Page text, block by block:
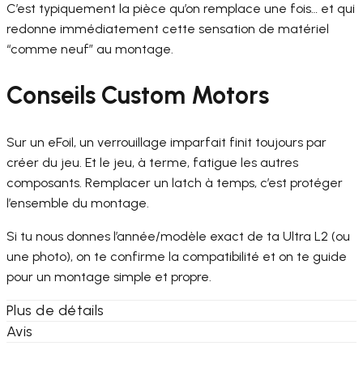
C’est typiquement la pièce qu’on remplace une fois… et qui
redonne immédiatement cette sensation de matériel
“comme neuf” au montage.
Conseils Custom Motors
Sur un eFoil, un verrouillage imparfait finit toujours par
créer du jeu. Et le jeu, à terme, fatigue les autres
composants. Remplacer un latch à temps, c’est protéger
l’ensemble du montage.
Si tu nous donnes l’année/modèle exact de ta Ultra L2 (ou
une photo), on te confirme la compatibilité et on te guide
pour un montage simple et propre.
Plus de détails
Avis